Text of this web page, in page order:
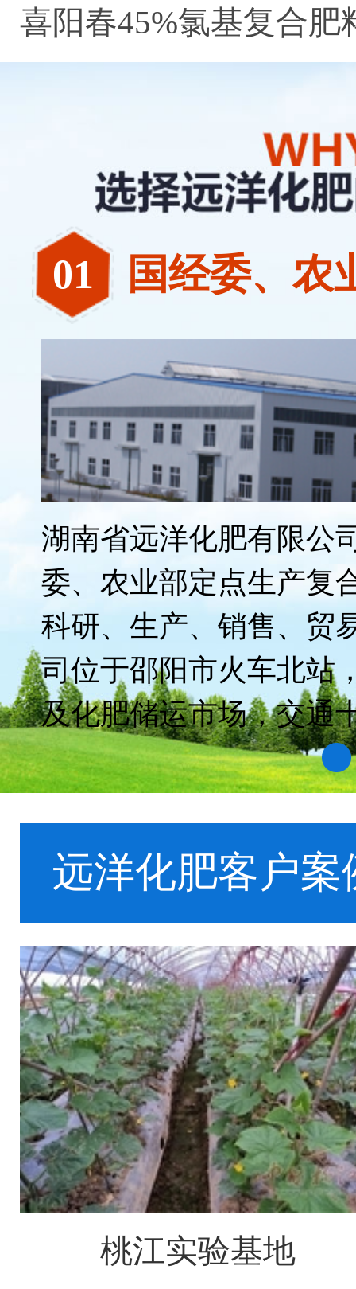
喜阳春45%氯基复合肥
02 湖南名
远洋化肥先后荣获"湖
标"、"湖南省农业产业
制企业质量信得过产品
质奖’ "、"第二、三届
号，并在2003年通过
1
远洋化肥客户案
桃江实验基地